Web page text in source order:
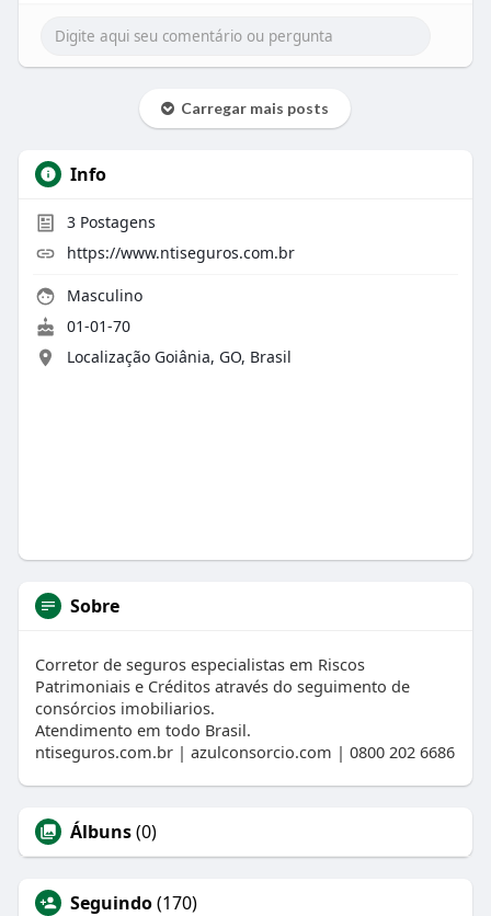
Carregar mais posts
Info
3Postagens
https://www.ntiseguros.com.br
Masculino
01-01-70
Localização Goiânia, GO, Brasil
Sobre
Corretor de seguros especialistas em Riscos
Patrimoniais e Créditos através do seguimento de
consórcios imobiliarios.
Atendimento em todo Brasil.
ntiseguros.com.br | azulconsorcio.com | 0800 202 6686
Álbuns(0)
Seguindo(170)